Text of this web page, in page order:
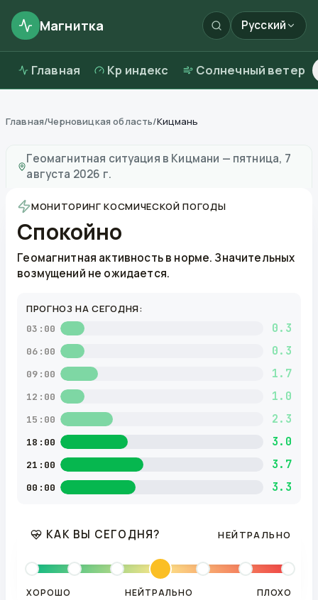
Магнитка Русский
Главная Kp индекс Солнечный ветер
Главная/Черновицкая область/Кицмань
Геомагнитная ситуация в Кицмани — пятница, 7
августа 2026 г.
МОНИТОРИНГ КОСМИЧЕСКОЙ ПОГОДЫ
Спокойно
Геомагнитная активность в норме. Значительных
возмущений не ожидается.
ПРОГНОЗ НА СЕГОДНЯ:
03:00 0.3
06:00 0.3
09:00 1.7
12:00 1.0
15:00 2.3
18:00 3.0
21:00 3.7
00:00 3.3
КАК ВЫ СЕГОДНЯ? НЕЙТРАЛЬНО
ХОРОШО НЕЙТРАЛЬНО ПЛОХО